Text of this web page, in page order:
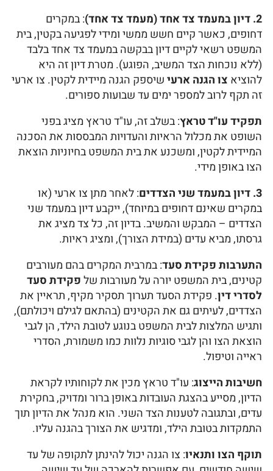
2. דיון במעמד צד אחד (מעמד צד אחד)
: במקרים
דחופים, כאשר קיים חשש ממשי ומידי לפגיעה בקטין, בית
המשפט רשאי לקיים דיון בבקשה במעמד צד אחד בלבד
(ללא נוכחות הצד המשיב, הפוגע). מטרת דיון זה היא
להוציא צו הגנה ארעישיספק הגנה מיידית לקטין. צו ארעי
זה תקף לרוב למספר ימים עד שבועות ספורים.
תפקיד עו"ד טראץ: בשלב זה, עו"ד טראץ מציג בפני
השופט את מכלול הראיות והעדויות המבססות את הסכנה
המיידית לקטין, ומשכנע את בית המשפט בחיוניות הוצאת
הצו באופן מידי.
3. דיון במעמד שני הצדדים
: לאחר מתן צו ארעי (או
במקרים שאינם דחופים במיוחד), ייקבע דיון במעמד שני
הצדדים – המבקש והמשיב. בדיון זה, כל צד מציג את
גרסתו, מביא עדים (במידת הצורך), ומציג ראיות.
התערבות פקידת סעד: במרבית המקרים בהם מעורבים
קטינים, בית המשפט יורה על מעורבות שלפקידת סעד
לסדרי דין. פקידת הסעד תערוך תסקיר מקיף, תראיין את
הצדדים, לעיתים גם את הקטינים (בהתאם לגילם ויכולתם),
ותגיש המלצות לבית המשפט בנוגע לטובת הילד, הן לגבי
הוצאת הצו והן לגבי סוגיות נלוות כמו משמורת, הסדרי
ראייה וטיפול.
חשיבות הייצוג: עו"ד טראץ מכין את לקוחותיו לקראת
הדיון, מסייע בהצגת העובדות באופן ברור ומדויק, בחקירת
עדים, ובתגובה לטענות הצד השני. הוא מנהל את הדיון תוך
התמקדות בטובת הילד, ומדגיש את הצורך בהגנה עליו.
תוקף הצו ותנאיו: צו הגנה יכול להינתן לתקופה של עד